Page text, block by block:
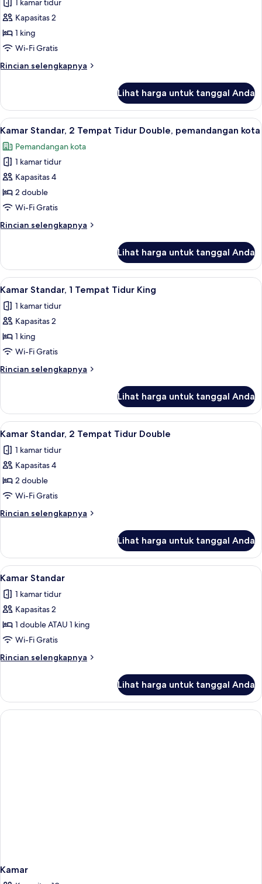
(High
Floor)
untuk
Kamar
Standar,
1
Tidur
kota
1 kamar tidur
Kapasitas 2
1 king
Wi-Fi Gratis
Rincian selengkapnya
Rincian
Kamar
Standar,
1
Tidur
King,
pemandangan
kota
Lihat harga untuk tanggal Anda
Lihat
semua
foto
untuk
Kamar
Standar,
2
Tidur
kota
7
Kamar Standar, 2 Tempat Tidur Double, pemandangan kota
Pemandangan kota
1 kamar tidur
Kapasitas 4
2 double
Wi-Fi Gratis
Rincian selengkapnya
Rincian
Kamar
Standar,
2
Tidur
Double,
kota
Lihat harga untuk tanggal Anda
Lihat
semua
foto
untuk
Kamar
Standar,
1
Tempat
King
Brankas, meja kerja, tirai kedap
6
Kamar Standar, 1 Tempat Tidur King
1 kamar tidur
Kapasitas 2
1 king
Wi-Fi Gratis
Rincian selengkapnya
Rincian
Kamar
Standar,
1
Tidur
King
Lihat harga untuk tanggal Anda
Lihat
semua
foto
untuk
Kamar
Standar,
2
Tempat
Double
6
Kamar Standar, 2 Tempat Tidur Double
1 kamar tidur
Kapasitas 4
2 double
Wi-Fi Gratis
Rincian selengkapnya
Rincian
Kamar
Standar,
2
Tidur
Double
Lihat harga untuk tanggal Anda
Lihat
semua
foto
untuk
Kamar
Standar
Brankas, meja kerja, tirai kedap
6
Kamar Standar
1 kamar tidur
Kapasitas 2
1 double ATAU 1 king
Wi-Fi Gratis
Rincian selengkapnya
Rincian
Kamar
Standar
Lihat harga untuk tanggal Anda
Kamar